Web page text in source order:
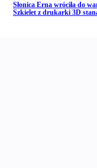
Słonica Erna wróciła do
Szkielet z drukarki 3D